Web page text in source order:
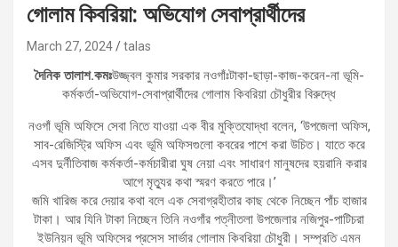
গোলাম কিবরিয়া: অভিযোগ সেবাপ্রার্থীদের
March 27, 2024 talas
দৈনিক তালাশ.কমঃউজ্জ্বল কুমার সরকার নওগাঁঃটাকা-ছাড়া-কাজ-করেন-না ভূমি-
কর্মকর্তা-অভিযোগ-সেবাপ্রার্থীদের গোলাম কিবরিয়া চৌধুরীর বিরুদ্ধে
নওগাঁ ভূমি অফিসে সেবা নিতে যাওয়া এক বীর মুক্তিযোদ্ধা বলেন, ‘উপজেলা অফিস,
সাব-রেজিস্ট্রি অফিস এবং ভূমি অফিসগুলো কবরের পাশে করা উচিত। যাতে করে
এসব দুর্নীতিবাজ কর্মকর্তা-কর্মচারীরা ঘুষ নেয়া এবং সাধারণ মানুষদের হয়রানি করার
আগে মৃত্যুর কথা স্মরণ করতে পারে।’
জমি খারিজ করে দেয়ার কথা বলে এক সেবাগ্রহীতার কাছ থেকে নিচ্ছেন পাঁচ হাজার
টাকা। আর যিনি টাকা নিচ্ছেন তিনি নওগাঁর পত্নীতলা উপজেলার নজিপুর-পাটিচরা
ইউনিয়ন ভূমি অফিসের প্রসেস সার্ভার গোলাম কিবরিয়া চৌধুরী। সম্প্রতি এমন